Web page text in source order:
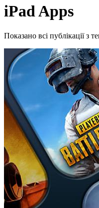
iPad Apps
Показано всі публікації з